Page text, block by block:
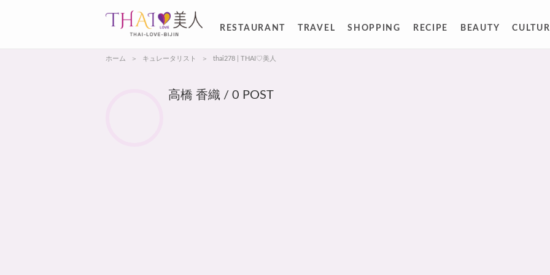
RESTAURANT TRAVEL SHOPPING RECIPE BEAUTY
ホーム キュレータリスト thai278 | THAI♡美人
高橋 香織 / 0 POST